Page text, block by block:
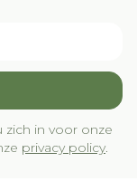
zich in voor onze
privacy policy.